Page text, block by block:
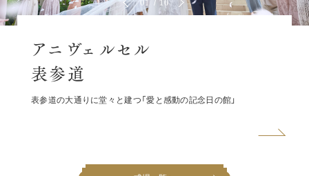
アニヴェルセル
表参道
表参道の大通りに堂々と建つ「愛と感動の記念日の館」